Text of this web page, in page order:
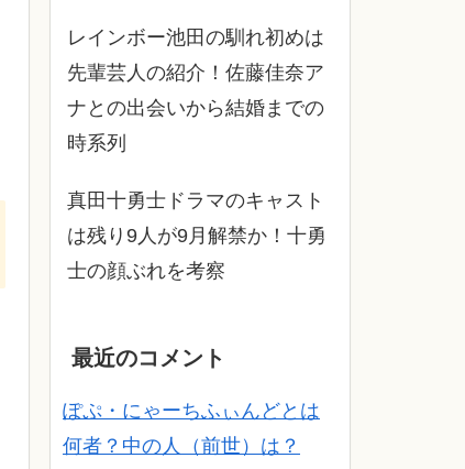
レインボー池田の馴れ初めは
先輩芸人の紹介！佐藤佳奈ア
ナとの出会いから結婚までの
時系列
真田十勇士ドラマのキャスト
は残り9人が9月解禁か！十勇
士の顔ぶれを考察
最近のコメント
ぽぷ・にゃーちふぃんどとは
何者？中の人（前世）は？